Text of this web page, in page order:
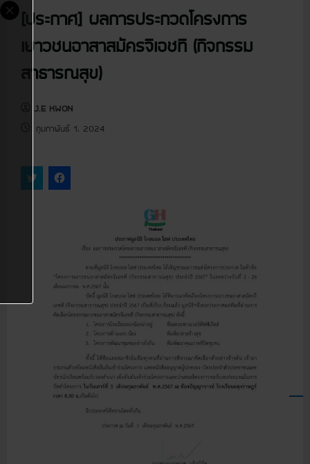
n
u
[ประกาศ] ผลการประกวดโครงการ
เยาวชนอาสาสมัครจีเอชที (กิจกรรม
สาธารณสุข)
J.E KWON
กุมภาพันธ์ 1, 2024